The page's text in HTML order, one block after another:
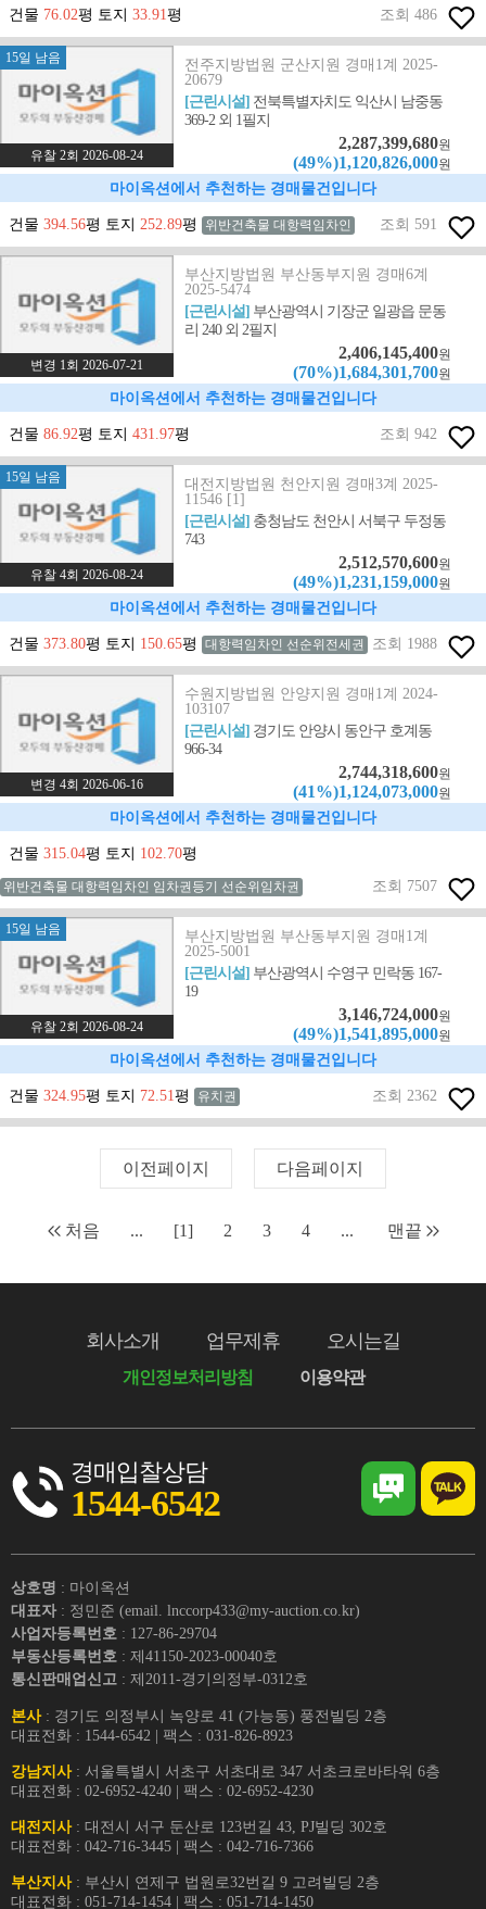
건물 76.02평 토지 33.91평 조회 486
15일 남음
유찰 2회 2026-08-24
전주지방법원 군산지원 경매1계 2025-
20679
[근린시설] 전북특별자치도 익산시 남중동
369-2 외 1필지
2,287,399,680원
(49%)1,120,826,000원
마이옥션에서 추천하는 경매물건입니다
건물 394.56평 토지 252.89평 위반건축물 대항력임차인 조회 591
변경 1회 2026-07-21
부산지방법원 부산동부지원 경매6계
2025-5474
[근린시설] 부산광역시 기장군 일광읍 문동
리 240 외 2필지
2,406,145,400원
(70%)1,684,301,700원
마이옥션에서 추천하는 경매물건입니다
건물 86.92평 토지 431.97평 조회 942
15일 남음
유찰 4회 2026-08-24
대전지방법원 천안지원 경매3계 2025-
11546 [1]
[근린시설] 충청남도 천안시 서북구 두정동
743
2,512,570,600원
(49%)1,231,159,000원
마이옥션에서 추천하는 경매물건입니다
건물 373.80평 토지 150.65평 대항력임차인 선순위전세권 조회 1988
변경 4회 2026-06-16
수원지방법원 안양지원 경매1계 2024-
103107
[근린시설] 경기도 안양시 동안구 호계동
966-34
2,744,318,600원
(41%)1,124,073,000원
마이옥션에서 추천하는 경매물건입니다
건물 315.04평 토지 102.70평
위반건축물 대항력임차인 임차권등기 선순위임차권 조회 7507
15일 남음
유찰 2회 2026-08-24
부산지방법원 부산동부지원 경매1계
2025-5001
[근린시설] 부산광역시 수영구 민락동 167-
19
3,146,724,000원
(49%)1,541,895,000원
마이옥션에서 추천하는 경매물건입니다
건물 324.95평 토지 72.51평 유치권 조회 2362
이전페이지 다음페이지
처음 ... [1] 2 3 4 ... 맨끝
회사소개 업무제휴 오시는길
개인정보처리방침 이용약관
경매입찰상담
1544-6542
상호명 : 마이옥션
대표자 : 정민준 (email. lnccorp433@my-auction.co.kr)
사업자등록번호 : 127-86-29704
부동산등록번호 : 제41150-2023-00040호
통신판매업신고 : 제2011-경기의정부-0312호
본사: 경기도 의정부시 녹양로 41 (가능동) 풍전빌딩 2층
대표전화 : 1544-6542 | 팩스 : 031-826-8923
강남지사: 서울특별시 서초구 서초대로 347 서초크로바타워 6층
대표전화 : 02-6952-4240 | 팩스 : 02-6952-4230
대전지사: 대전시 서구 둔산로 123번길 43, PJ빌딩 302호
대표전화 : 042-716-3445 | 팩스 : 042-716-7366
부산지사: 부산시 연제구 법원로32번길 9 고려빌딩 2층
대표전화 : 051-714-1454 | 팩스 : 051-714-1450